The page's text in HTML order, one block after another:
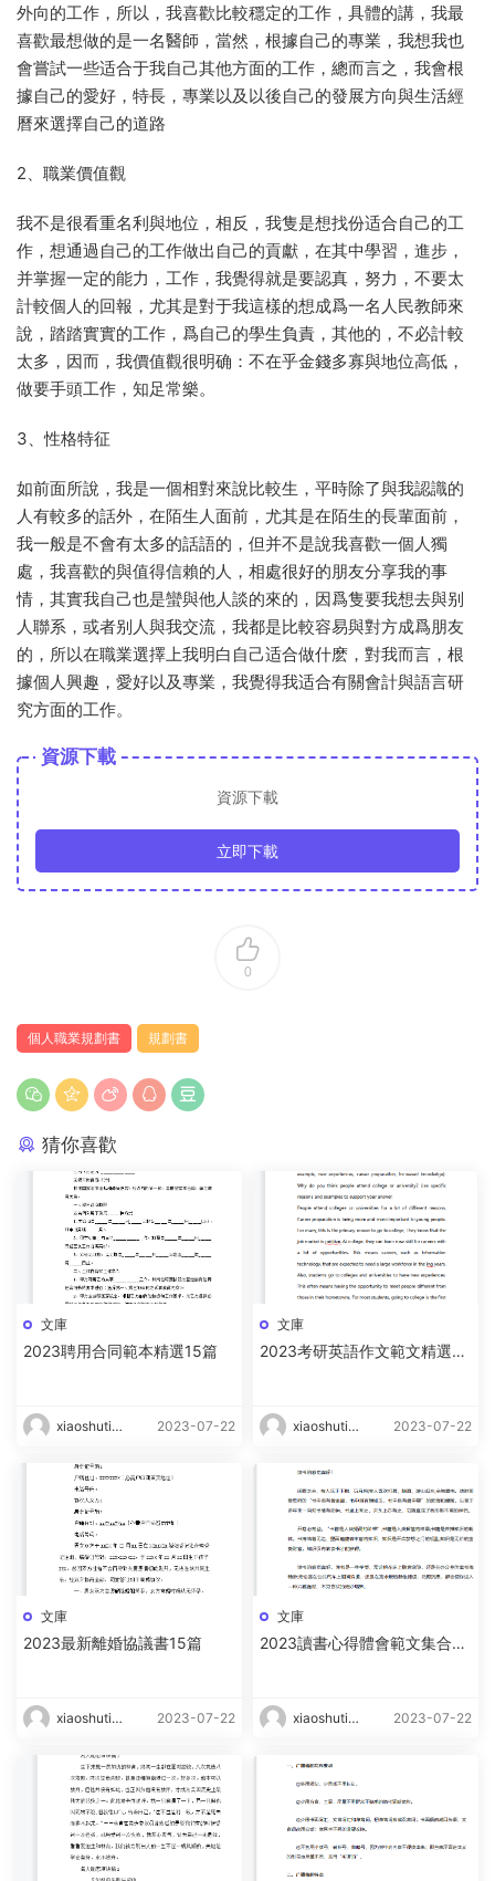
外向的工作，所以，我喜歡比較穩定的工作，具體的講，我最
喜歡最想做的是一名醫師，當然，根據自己的專業，我想我也
會嘗試一些适合于我自己其他方面的工作，總而言之，我會根
據自己的愛好，特長，專業以及以後自己的發展方向與生活經
曆來選擇自己的道路
2、職業價值觀
我不是很看重名利與地位，相反，我隻是想找份适合自己的工
作，想通過自己的工作做出自己的貢獻，在其中學習，進步，
并掌握一定的能力，工作，我覺得就是要認真，努力，不要太
計較個人的回報，尤其是對于我這樣的想成爲一名人民教師來
說，踏踏實實的工作，爲自己的學生負責，其他的，不必計較
太多，因而，我價值觀很明确：不在乎金錢多寡與地位高低，
做要手頭工作，知足常樂。
3、性格特征
如前面所說，我是一個相對來說比較生，平時除了與我認識的
人有較多的話外，在陌生人面前，尤其是在陌生的長輩面前，
我一般是不會有太多的話語的，但并不是說我喜歡一個人獨
處，我喜歡的與值得信賴的人，相處很好的朋友分享我的事
情，其實我自己也是蠻與他人談的來的，因爲隻要我想去與别
人聯系，或者别人與我交流，我都是比較容易與對方成爲朋友
的，所以在職業選擇上我明白自己适合做什麽，對我而言，根
據個人興趣，愛好以及專業，我覺得我适合有關會計與語言研
究方面的工作。
資源下載
資源下載
立即下載
0
個人職業規劃書 規劃書
猜你喜歡
文庫
2023聘用合同範本精選15篇
xiaoshutin
2023-07-22
文庫
2023考研英語作文範文精選15
xiaoshutin
2023-07-22
文庫
2023最新離婚協議書15篇
xiaoshutin
2023-07-22
文庫
2023讀書心得體會範文集合15
xiaoshutin
2023-07-22